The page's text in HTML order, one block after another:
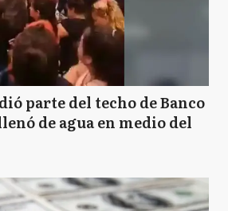
parte del techo de Banco
de agua en medio del